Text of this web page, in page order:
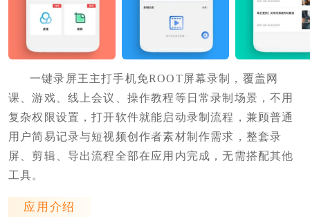
一键录屏王主打手机免ROOT屏幕录制，覆盖网
课、游戏、线上会议、操作教程等日常录制场景，不用
复杂权限设置，打开软件就能启动录制流程，兼顾普通
用户简易记录与短视频创作者素材制作需求，整套录
屏、剪辑、导出流程全部在应用内完成，无需搭配其他
工具。
应用介绍